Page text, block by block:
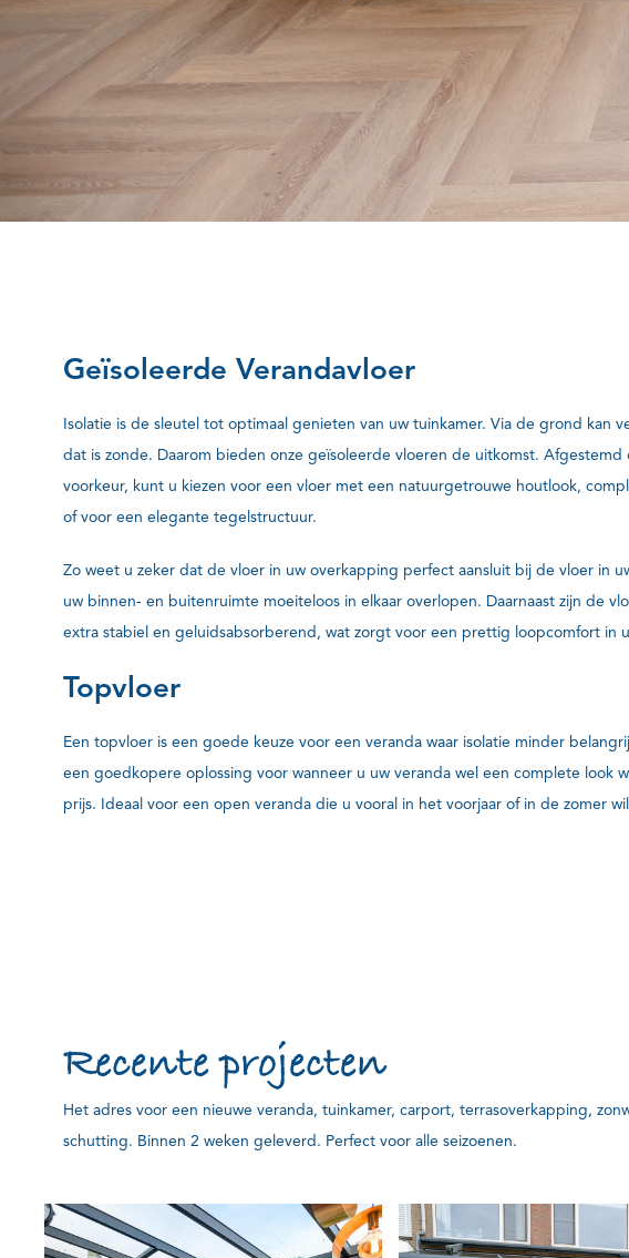
Geïsoleerde Verandavloer
Isolatie is de sleutel tot optimaal genieten van uw tuinkamer. Via de grond kan
dat is zonde. Daarom bieden onze geïsoleerde vloeren de uitkomst. Afgestemd
voorkeur, kunt u kiezen voor een vloer met een natuurgetrouwe houtlook,
of voor een elegante tegelstructuur.
Zo weet u zeker dat de vloer in uw overkapping perfect aansluit bij de vloer in
uw binnen- en buitenruimte moeiteloos in elkaar overlopen. Daarnaast zijn de
extra stabiel en geluidsabsorberend, wat zorgt voor een prettig loopcomfort in
Topvloer
Een topvloer is een goede keuze voor een veranda waar isolatie minder
een goedkopere oplossing voor wanneer u uw veranda wel een complete look
prijs. Ideaal voor een open veranda die u vooral in het voorjaar of in de zomer
Recente projecten
Het adres voor een nieuwe veranda, tuinkamer, carport, terrasoverkapping,
schutting. Binnen 2 weken geleverd. Perfect voor alle seizoenen.